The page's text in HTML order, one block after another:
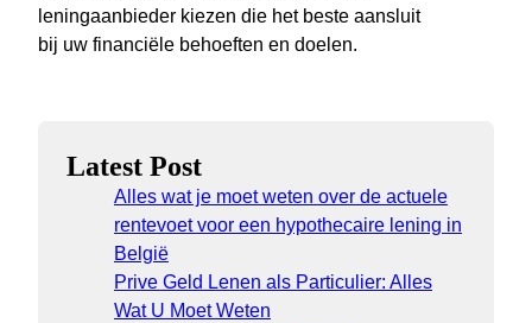
leningaanbieder kiezen die het beste aansluit
bij uw financiële behoeften en doelen.
Latest Post
Alles wat je moet weten over de actuele
rentevoet voor een hypothecaire lening in
België
Prive Geld Lenen als Particulier: Alles
Wat U Moet Weten